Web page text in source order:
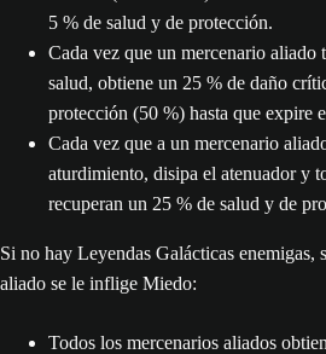
5 % de salud y de protección.
Cada vez que un mercenario aliado
salud, obtiene un 25 % de daño
protección (50 %) hasta que expire
Cada vez que a un mercenario
aturdimiento, disipa el atenuador y
recuperan un 25 % de salud y de
Si no hay Leyendas Galácticas enemigas,
aliado se le inflige Miedo:
Todos los mercenarios aliados